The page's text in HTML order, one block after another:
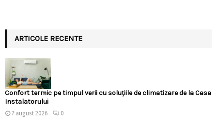
ARTICOLE RECENTE
Confort termic pe timpul verii cu soluțiile de climatizare de la Casa
Instalatorului
7 august 2026 0